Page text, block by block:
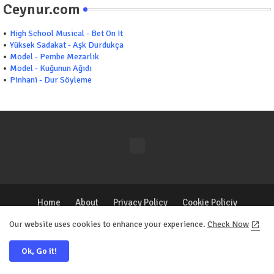
Ceynur.com
High School Musical - Bet On It
Yüksek Sadakat - Aşk Durdukça
Model - Pembe Mezarlık
Model - Kuğunun Ağıdı
Pinhani - Dur Söyleme
Home About Privacy Policy
Cookie Policiy
Contact us
Our website uses cookies to enhance your experience. Check Now
Ok, Go it!